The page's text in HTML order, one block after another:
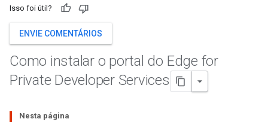
Isso foi útil?
ENVIE COMENTÁRIOS
Como instalar o portal do Edge for
Private Developer Services
Nesta página